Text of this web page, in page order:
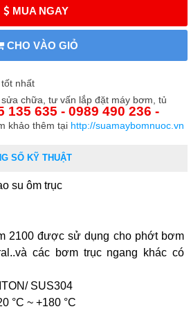
MUA NGAY
CHO VÀO GIỎ
nhất
chữa, tư vấn lắp đặt máy bơm, tủ
135 635 - 0989 490 236 -
khảo thêm tại http://suamaybomnuoc.vn
SỐ KỸ THUẬT
su ôm trục
2100 được sử dụng cho phớt bơm
các bơm trục ngang khác có
SUS304
°C ~ +180 °C